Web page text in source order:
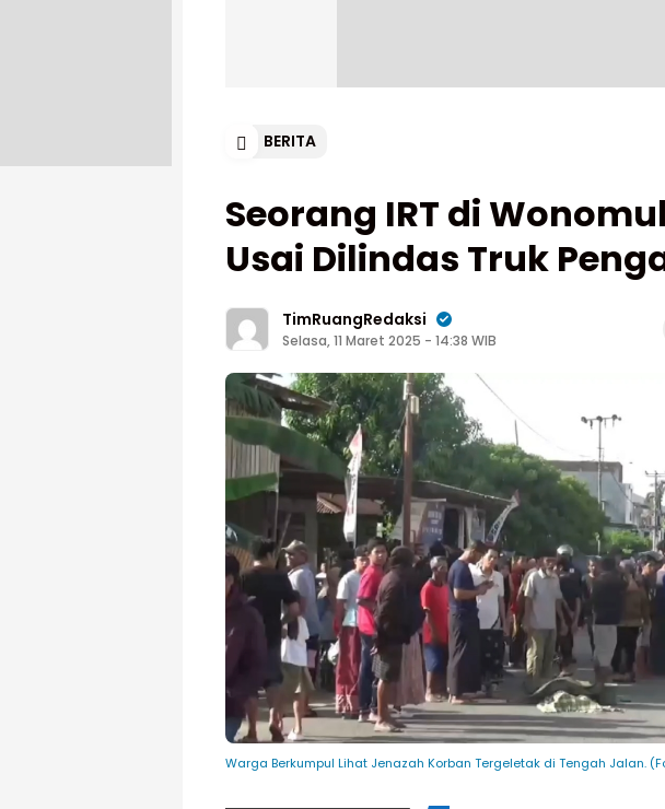
BERITA
Seorang IRT di
Usai Dilindas Truk
TimRuangRedaksi
Selasa, 11 Maret 2025 - 14:38 WIB
Warga Berkumpul Lihat Jenazah Korban Tergeletak di Tengah Jalan.